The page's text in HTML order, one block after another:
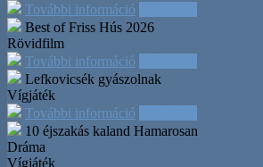
További információ
Best of Friss Hús 2026
Rövidfilm
További információ
Lefkovicsék gyászolnak
Vígjáték
További információ
10 éjszakás kaland Hamarosan
Dráma
Vígjáték